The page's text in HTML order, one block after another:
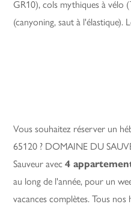
GR10), cols mythiques à vélo
(canyoning, saut à l'élastique).
Vous souhaitez réserver un
65120 ? DOMAINE DU
Sauveur avec4
au long de l'année, pour un
vacances complètes. Tous